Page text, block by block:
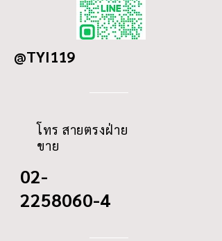
102
ID
@TYI119
โทร สายตรงฝ่าย
ขาย
02-
2258060-4